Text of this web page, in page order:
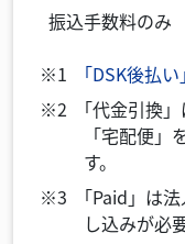
振込手数料のみ
「DSK後
「代金引換」は現金支払いのみで、配送方法に
「宅配便
す。
「Paid」は法人・個人事業主のみで、事前にお申
し込みが必